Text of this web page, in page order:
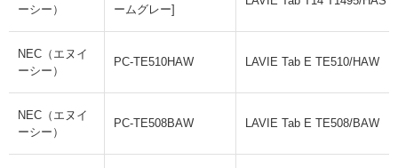
ーシー）
ームグレー]
NEC（エヌイ
ーシー）
PC-TE510HAW LAVIE Tab E TE510/HAW
NEC（エヌイ
ーシー）
PC-TE508BAW LAVIE Tab E TE508/BAW